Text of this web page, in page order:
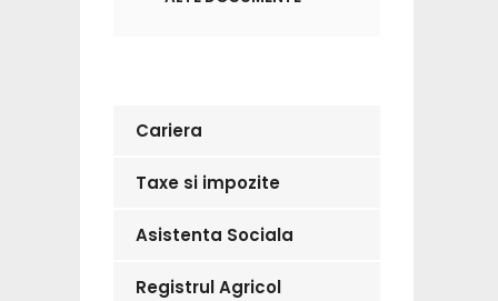
Cariera
Taxe si impozite
Asistenta Sociala
Registrul Agricol